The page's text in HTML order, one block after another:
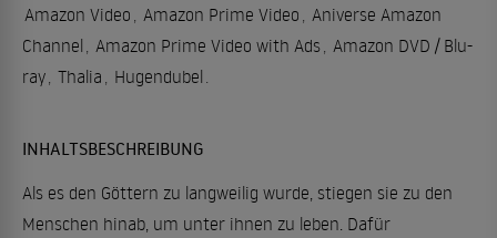
Amazon Video
Amazon Prime Video
Aniverse Amazon
Channel
Amazon Prime Video with Ads Amazon DVD / Blu-
ray Thalia Hugendubel
INHALTSBESCHREIBUNG
Als es den Göttern zu langweilig wurde, stiegen sie zu den
Menschen hinab, um unter ihnen zu leben. Dafür